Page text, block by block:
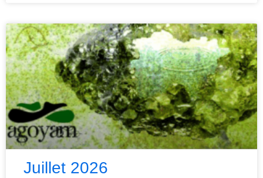
Juillet 2026